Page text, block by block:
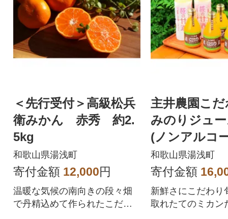
＜先行受付＞高級松兵
衛みかん 赤秀 約2.
5kg
和歌山県湯浅町
寄付金額 12,000円
温暖な気候の南向きの段々畑
で丹精込めて作られたこだわ
主井農園こ
みのりジュ
(ノンアルコ
ト〔180ml・
本〕
和歌山県湯浅町
寄付金額
新鮮さにこだわり
取れたてのミカン